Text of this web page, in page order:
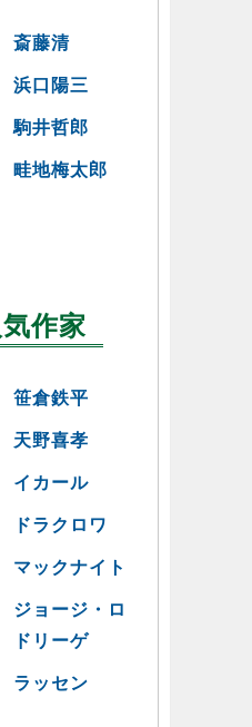
斎藤清
浜口陽三
駒井哲郎
畦地梅太郎
作家
笹倉鉄平
天野喜孝
イカール
ドラクロワ
マックナイト
ジョージ・ロ
ドリーゲ
ラッセン